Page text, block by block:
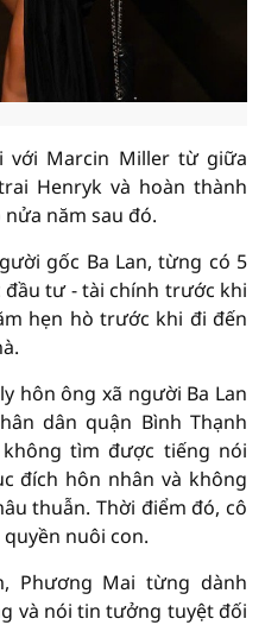
với Marcin Miller từ giữa
Henryk và hoàn thành
năm sau đó.
gốc Ba Lan, từng có 5
tư - tài chính trước khi
hẹn hò trước khi đi đến
hôn ông xã người Ba Lan
dân quận Bình Thạnh
tìm được tiếng nói
đích hôn nhân và không
thuẫn. Thời điểm đó, cô
nuôi con.
Phương Mai từng dành
và nói tin tưởng tuyệt đối